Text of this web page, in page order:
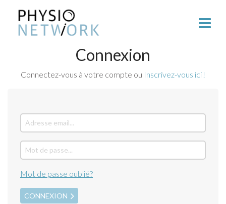
Connexion
Connectez-vous à votre compte ou Inscrivez-vous ici !
Mot de passe oublié?
CONNEXION